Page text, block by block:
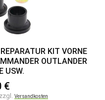
KIT VORNE
OUTLANDER
USW.
€
Versandkosten